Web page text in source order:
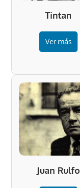
Tintan
Ver más
Juan Rulfo